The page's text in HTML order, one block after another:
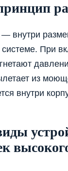
— внутри
При
из
внутри